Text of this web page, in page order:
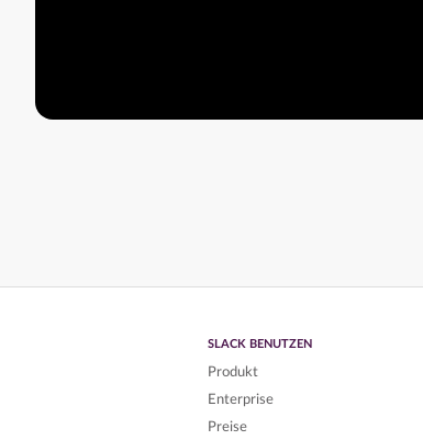
SLACK BENUTZEN
Produkt
Enterprise
Preise